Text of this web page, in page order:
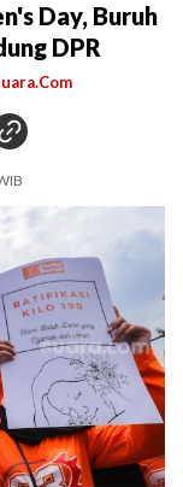
Day, Buruh
DPR